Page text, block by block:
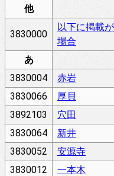
他
3830000
以下に掲載
場合
あ
3830004
赤岩
3830066
厚貝
3892103
穴田
3830064
新井
3830052
安源寺
3830012
一本木